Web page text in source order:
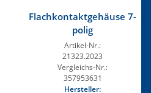
Flachkontaktgehäuse 7-
polig
Artikel-Nr.:
21323.2023
Vergleichs-Nr.:
357953631
Hersteller: